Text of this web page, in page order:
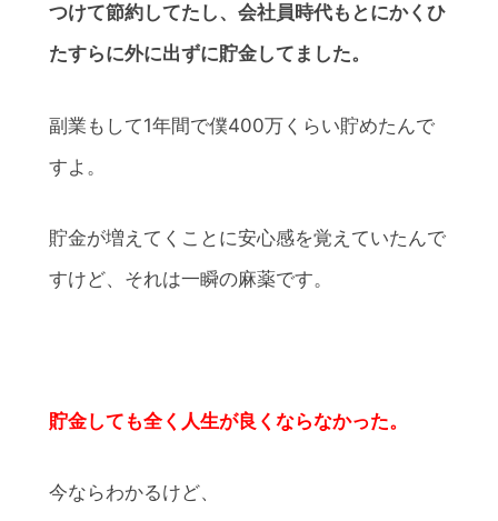
つけて節約してたし、会社員時代もとにかくひ
たすらに外に出ずに貯金してました。
副業もして1年間で僕400万くらい貯めたんで
すよ。
貯金が増えてくことに安心感を覚えていたんで
すけど、それは一瞬の麻薬です。
貯金しても全く人生が良くならなかった。
今ならわかるけど、